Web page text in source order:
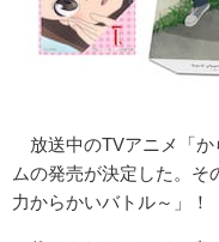
放送中のTVアニメ「か
ムの発売が決定した。そ
力からかいバトル～」！